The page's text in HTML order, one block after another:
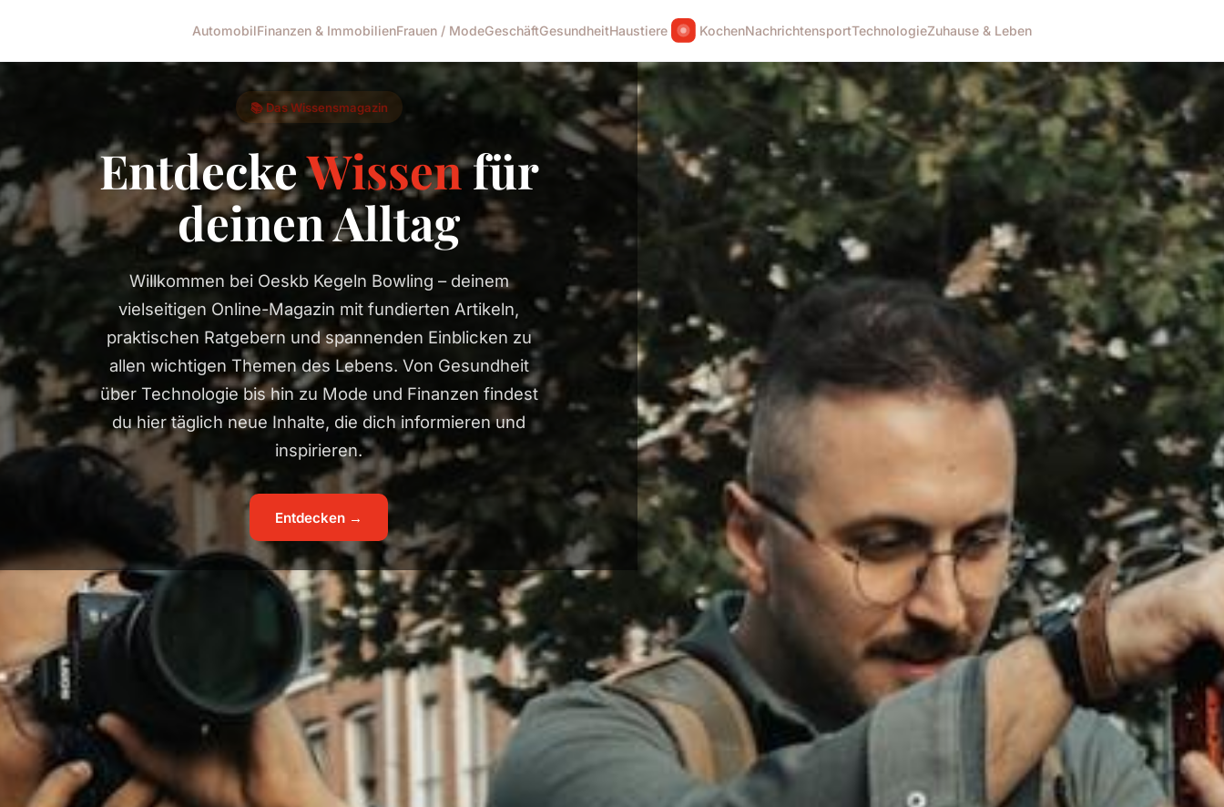
AutomobilFinanzen & ImmobilienFrauen / ModeGeschäftGesundheitHaustiere KochenNachrichtensportTechnologieZuhause & Leben
📚 Das Wissensmagazin
EntdeckeWissenfür
deinen Alltag
Willkommen bei Oeskb Kegeln Bowling – deinem
vielseitigen Online-Magazin mit fundierten Artikeln,
praktischen Ratgebern und spannenden Einblicken zu
allen wichtigen Themen des Lebens. Von Gesundheit
über Technologie bis hin zu Mode und Finanzen findest
du hier täglich neue Inhalte, die dich informieren und
inspirieren.
Entdecken →